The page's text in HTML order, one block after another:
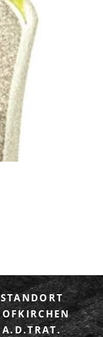
STANDORT
A.D.TRAT.